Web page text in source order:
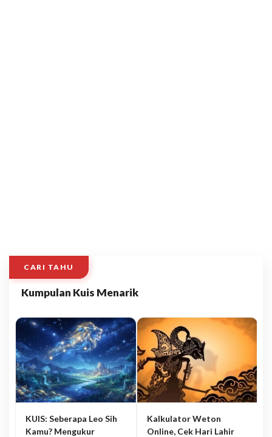
CARI TAHU
Kumpulan Kuis Menarik
KUIS: Seberapa Leo Sih
Kamu? Mengukur
Kalkulator Weton
Online, Cek Hari Lahir